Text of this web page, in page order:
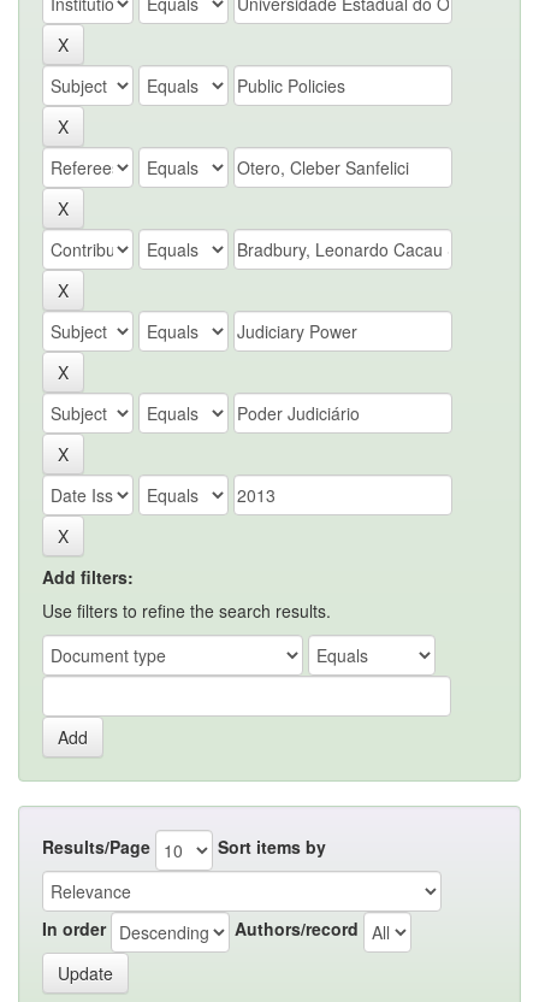
Add filters:
Use filters to refine the search results.
Results/Page Sort items by
In order Authors/record